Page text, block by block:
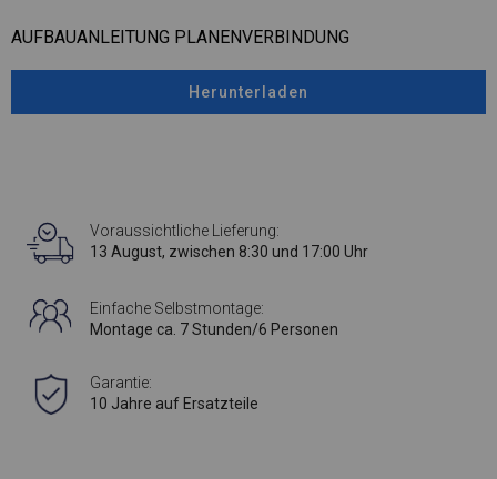
AUFBAUANLEITUNG PLANENVERBINDUNG
Herunterladen
Voraussichtliche Lieferung:
13 August, zwischen 8:30 und 17:00 Uhr
Einfache Selbstmontage:
Montage ca. 7 Stunden/6 Personen
Garantie:
10 Jahre auf Ersatzteile